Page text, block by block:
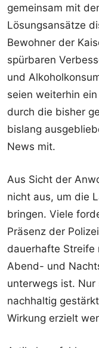
gemeinsam mit
Lösungsansätze
Bewohner der
spürbaren
und
seien weiterhin
durch die bisher
bislang
News mit.
Aus Sicht der
nicht aus, um die
bringen. Viele
Präsenz der
dauerhafte Streife
Abend- und
unterwegs ist. Nur
nachhaltig
Wirkung erzielt